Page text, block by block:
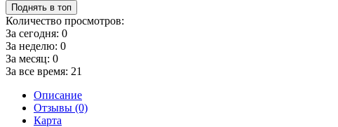
Поднять в топ
Количество просмотров:
За сегодня: 0
За неделю: 0
За месяц: 0
За все время: 21
Описание
Отзывы (0)
Карта